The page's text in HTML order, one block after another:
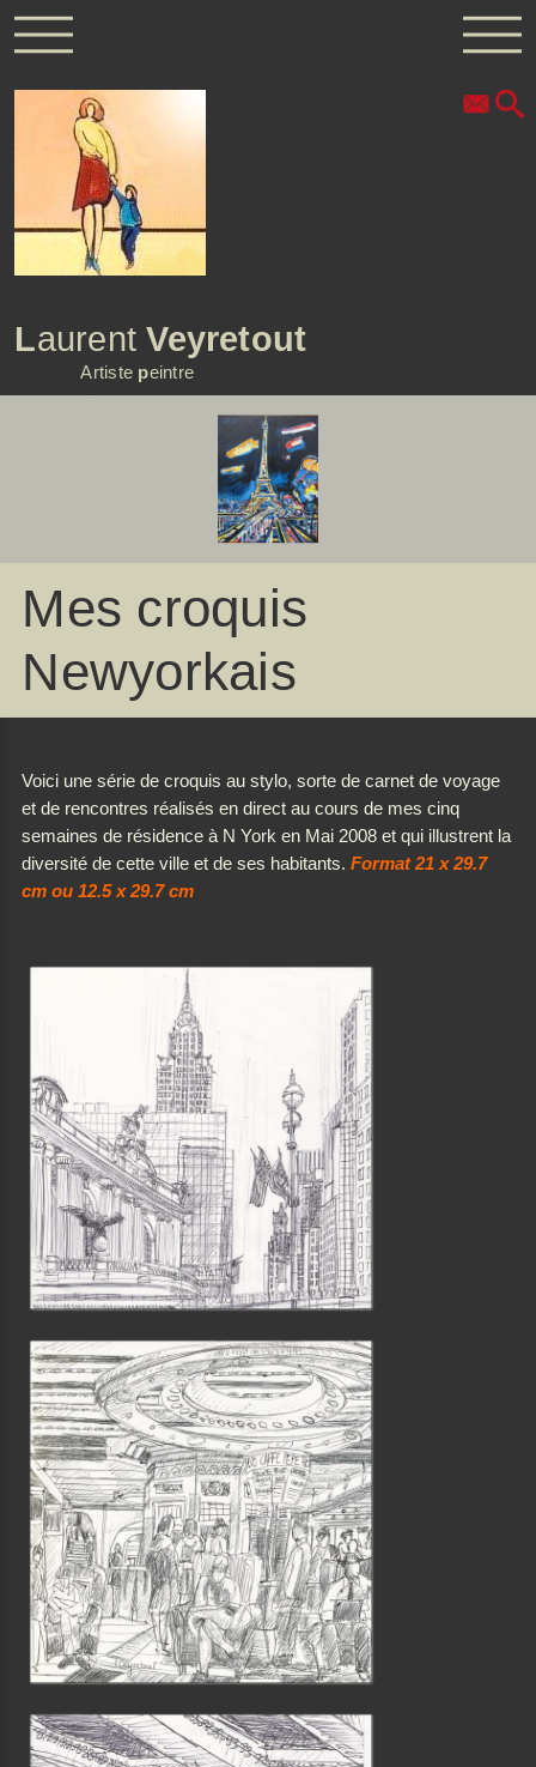
LaurentVeyretout
Artiste peintre
Mes croquis
Newyorkais
Voici une série de croquis au stylo, sorte de carnet de voyage
et de rencontres réalisés en direct au cours de mes cinq
semaines de résidence à N York en Mai 2008 et qui illustrent la
diversité de cette ville et de ses habitants.Format 21 x 29.7
cm ou 12.5 x 29.7 cm